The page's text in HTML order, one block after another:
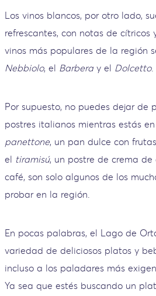
Los vinos blancos, por otro lado,
refrescantes, con notas de cítricos
vinos más populares de la región
Nebbiolo, el Barberay el Dolcetto.
Por supuesto, no puedes dejar de
postres italianos mientras estás
panettone, un pan dulce con
el tiramisú, un postre de crema
café, son solo algunos de los
probar en la región.
En pocas palabras, el Lago de
variedad de deliciosos platos y
incluso a los paladares más
Ya sea que estés buscando un